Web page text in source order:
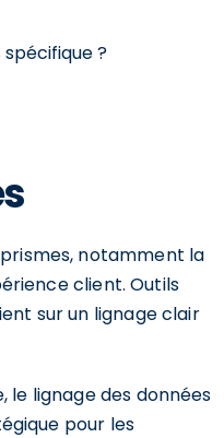
?
notamment la
client. Outils
sur un lignage clair
le lignage des données
pour les